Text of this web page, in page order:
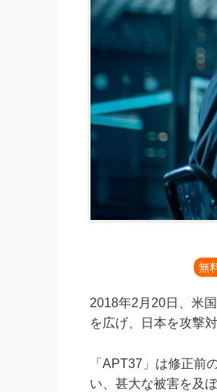
無
2018年2月20日、米
を広げ、日本を攻撃
「APT37」は修正前
い、甚大な被害を及